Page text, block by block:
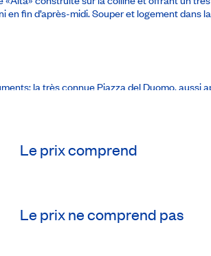
fin d’après-midi. Souper et logement dans
la très connue Piazza del Duomo,
Le prix comprend
Le prix ne comprend pas